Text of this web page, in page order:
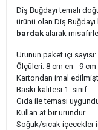
Diş Buğdayı temalı
ürünü olan Diş Buğdayı
bardak alarak
Ürünün paket içi
Ölçüleri: 8 cm en - 9
Kartondan imal
Baskı kalitesi 1. sınıf
Gıda ile teması
Kullan at bir üründür.
Soğuk/sıcak içecekler